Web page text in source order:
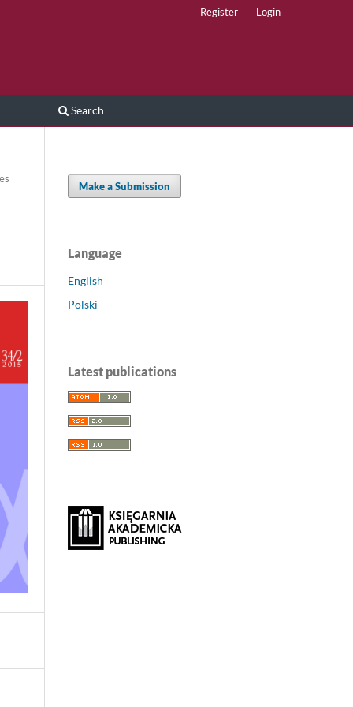
Search
Register Login
Make a Submission
Language
English
Polski
Latest publications